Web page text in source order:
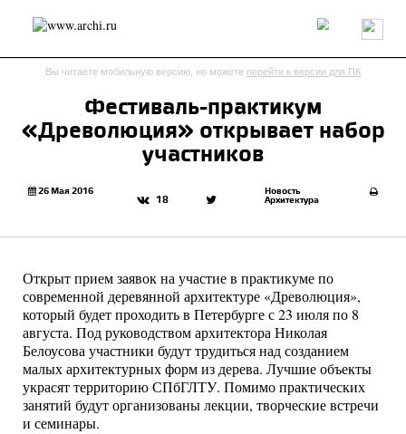
Россия Мир Технологии Интерьер Пресса
Архитекторы
send.project Анонсы конкурсов
Интервью Исследование
Обзор
Результаты конкурса
Дизайн
Иностранцы в России
Интерьер
Эко
Вы читаете мобильную версию, но можете перейти к версии для ПК
Фестиваль-практикум
«Древолюция» открывает набор
участников
26 Мая 2016
18
Новость
Архитектура
Открыт прием заявок на участие в практикуме по
современной деревянной архитектуре «Древолюция»,
который будет проходить в Петербурге с 23 июля по 8
августа. Под руководством архитектора Николая
Белоусова участники будут трудиться над созданием
малых архитектурных форм из дерева. Лучшие объекты
украсят территорию СПбГЛТУ. Помимо практических
занятий будут организованы лекции, творческие встречи
и семинары.